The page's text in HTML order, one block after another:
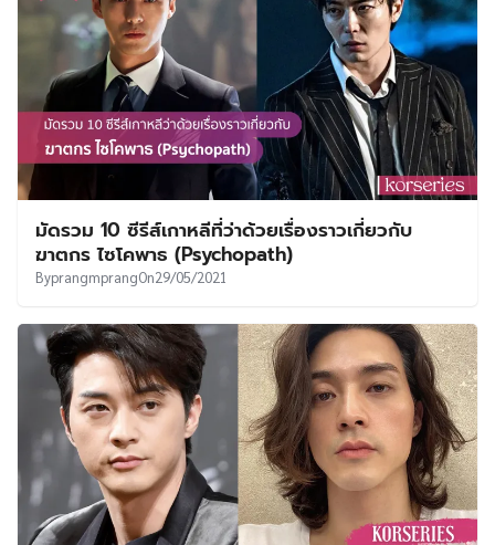
มัดรวม 10 ซีรีส์เกาหลีที่ว่าด้วยเรื่องราวเกี่ยวกับ
ฆาตกร ไซโคพาธ (Psychopath)
ByprangmprangOn29/05/2021